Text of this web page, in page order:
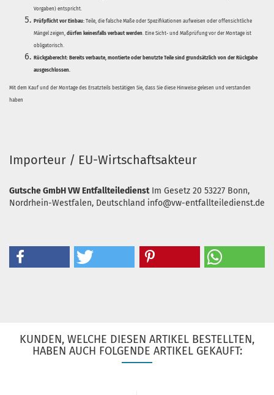
Vorgaben) entspricht.
Prüfpflicht vor Einbau: Teile, die falsche Maße oder Spezifikationen aufweisen oder offensichtliche
Mängel zeigen, dürfen keinesfalls verbaut werden. Eine Sicht- und Maßprüfung vor der Montage ist
obligatorisch.
Rückgaberecht: Bereits verbaute, montierte oder benutzte Teile sind grundsätzlich von der Rückgabe
ausgeschlossen.
Mit dem Kauf und der Montage des Ersatzteils bestätigen Sie, dass Sie diese Hinweise gelesen und verstanden
haben
Importeur / EU-Wirtschaftsakteur
Gutsche GmbH VW Entfallteiledienst Im Gesetz 20 53227 Bonn,
Nordrhein-Westfalen, Deutschland info@vw-entfallteiledienst.de
KUNDEN, WELCHE DIESEN ARTIKEL BESTELLTEN,
HABEN AUCH FOLGENDE ARTIKEL GEKAUFT: